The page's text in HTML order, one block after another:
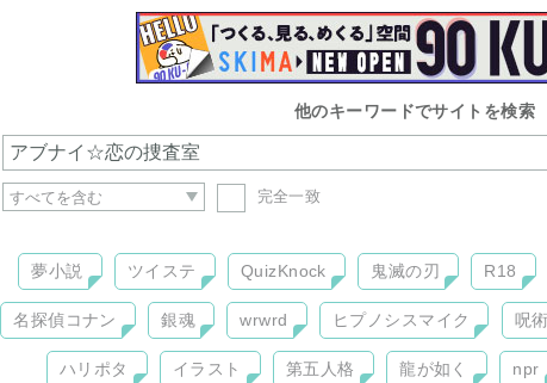
他のキーワードでサイトを検索
完全一致
夢小説 ツイステ QuizKnock 鬼滅の刃 R18
名探偵コナン 銀魂 wrwrd ヒプノシスマイク 呪
ハリポタ イラスト 第五人格 龍が如く npr